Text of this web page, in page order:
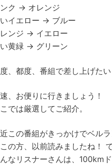
ク → オレンジ
イエロー → ブルー
ンジ → イエロー
黄緑 → グリーン
、都度、番組で差し上げた
、お便りに行きましょう！
では厳選してご紹介。
この番組がきっかけでベル
の方、以前読みましたね！
なリスナーさんは、100km